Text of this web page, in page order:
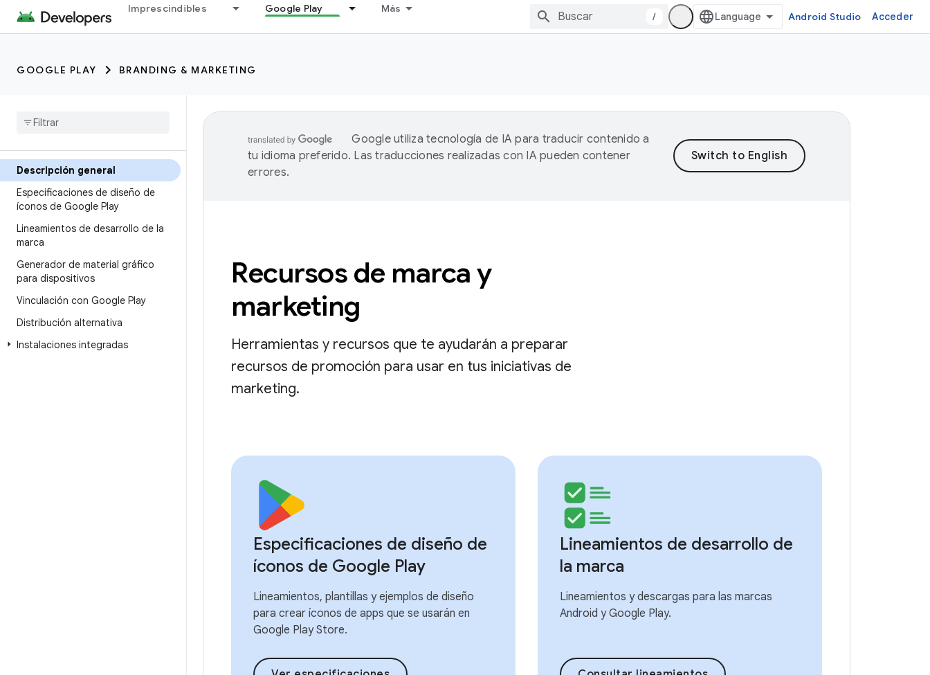
Imprescindibles Google Play Más
/ Android Studio Acceder
GOOGLE PLAY BRANDING & MARKETING
Descripción general
Especificaciones de diseño de
íconos de Google Play
Lineamientos de desarrollo de la
marca
Generador de material gráfico
para dispositivos
Vinculación con Google Play
Distribución alternativa
Instalaciones integradas
Google utiliza tecnología de IA para traducir contenido a
tu idioma preferido. Las traducciones realizadas con IA pueden contener
errores.
Recursos de marca y
marketing
Herramientas y recursos que te ayudarán a preparar
recursos de promoción para usar en tus iniciativas de
marketing.
Especificaciones de diseño de
íconos de Google Play
Lineamientos, plantillas y ejemplos de diseño
para crear íconos de apps que se usarán en
Google Play Store.
Lineamientos de desarrollo de
la marca
Lineamientos y descargas para las marcas
Android y Google Play.